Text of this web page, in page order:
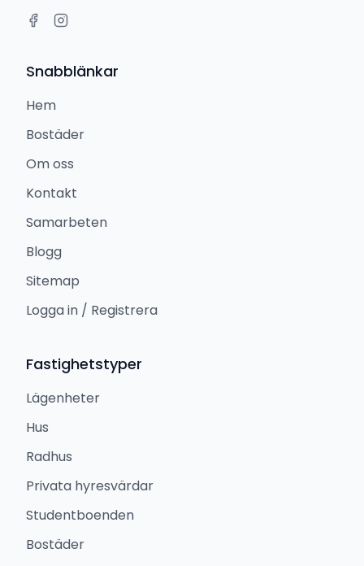
Snabblänkar
Hem
Bostäder
Om oss
Kontakt
Samarbeten
Blogg
Sitemap
Logga in / Registrera
Fastighetstyper
Lägenheter
Hus
Radhus
Privata hyresvärdar
Studentboenden
Bostäder